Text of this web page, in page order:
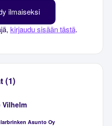
ilmaiseksi
kirjaudu sisään tästä.
(1)
Vilhelm
Asunto Oy